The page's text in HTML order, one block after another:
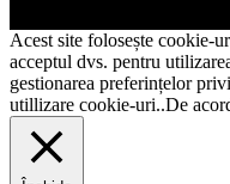
Acest site folosește cookie-
acceptul dvs. pentru
gestionarea preferințelor
utillizare cookie-uri..De